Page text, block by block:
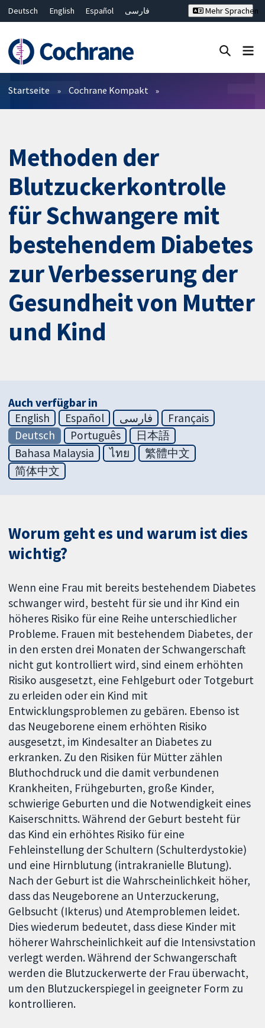
Deutsch English Español
فارسی
Bahasa Malaysia
ไทย
繁體中文
简体中文
Mehr Sprachen
Filter
Startseite Cochrane Kompakt
Methoden der
Blutzuckerkontrolle
für Schwangere mit
bestehendem Diabetes
zur Verbesserung der
Gesundheit von Mutter
und Kind
Auch verfügbar in
English
Español فارسی
Français
Deutsch
Português
日本語
Bahasa Malaysia
ไทย
繁體中文
简体中文
Worum geht es und warum ist dies
wichtig?
Wenn eine Frau mit bereits bestehendem Diabetes
schwanger wird, besteht für sie und ihr Kind ein
höheres Risiko für eine Reihe unterschiedlicher
Probleme. Frauen mit bestehendem Diabetes, der
in den ersten drei Monaten der Schwangerschaft
nicht gut kontrolliert wird, sind einem erhöhten
Risiko ausgesetzt, eine Fehlgeburt oder Totgeburt
zu erleiden oder ein Kind mit
Entwicklungsproblemen zu gebären. Ebenso ist
das Neugeborene einem erhöhten Risiko
ausgesetzt, im Kindesalter an Diabetes zu
erkranken. Zu den Risiken für Mütter zählen
Bluthochdruck und die damit verbundenen
Krankheiten, Frühgeburten, große Kinder,
schwierige Geburten und die Notwendigkeit eines
Kaiserschnitts. Während der Geburt besteht für
das Kind ein erhöhtes Risiko für eine
Fehleinstellung der Schultern (Schulterdystokie)
und eine Hirnblutung (intrakranielle Blutung).
Nach der Geburt ist die Wahrscheinlichkeit höher,
dass das Neugeborene an Unterzuckerung,
Gelbsucht (Ikterus) und Atemproblemen leidet.
Dies wiederum bedeutet, dass diese Kinder mit
höherer Wahrscheinlichkeit auf die Intensivstation
verlegt werden. Während der Schwangerschaft
werden die Blutzuckerwerte der Frau überwacht,
um den Blutzuckerspiegel in geeigneter Form zu
kontrollieren.